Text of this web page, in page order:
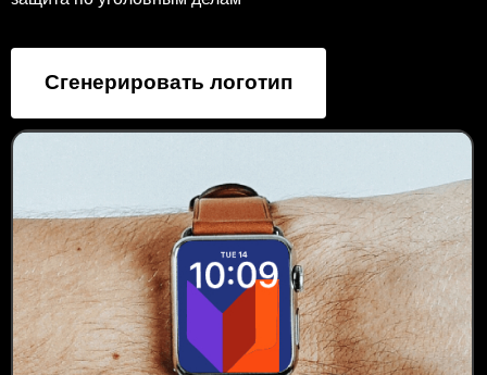
Сгенерировать логотип